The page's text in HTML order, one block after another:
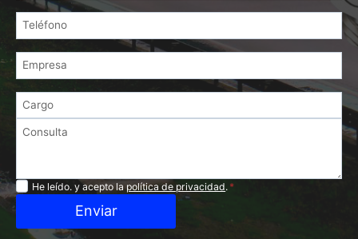
Privacidad
He leído. y acepto lapolítica de privacidad. *
Enviar